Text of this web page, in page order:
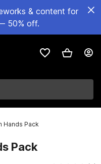
& content for
50% off.
Hands Pack
Pack